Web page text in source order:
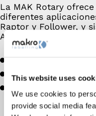
This website uses
We use cookies to
provide social media
La MAK Rotary
diferentes
Raptor y Follower, y
Alice.
Modularidad